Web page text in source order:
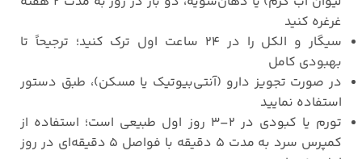
غرغره کنید
سیگار و الکل را در ۲۴ ساعت اول ترک کنید؛ ترجیحاً تا
بهبودی کامل
در صورت تجویز دارو (آنتی‌بیوتیک یا مسکن)، طبق دستور
استفاده نمایید
تورم یا کبودی در ۲–۳
روز اول طبیعی است؛ استفاده از
کمپرس سرد به مدت ۵ دقیقه با فواصل ۵ دقیقه‌ای در روز